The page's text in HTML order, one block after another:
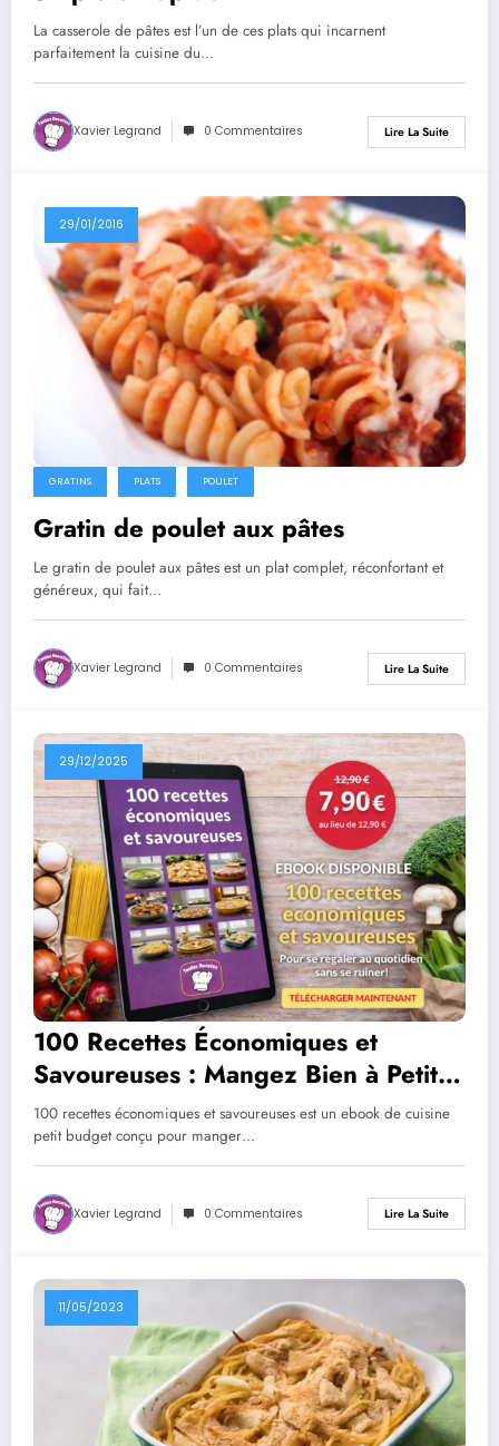
La casserole de pâtes est l’un de ces plats qui incarnent
parfaitement la cuisine du…
Xavier Legrand 0 Commentaires Lire La Suite
29/01/2016
GRATINS PLATS POULET
Gratin de poulet aux pâtes
Le gratin de poulet aux pâtes est un plat complet, réconfortant et
généreux, qui fait…
Xavier Legrand 0 Commentaires Lire La Suite
29/12/2025
100 Recettes Économiques et
Savoureuses : Mangez Bien à Petit
Prix
100 recettes économiques et savoureuses est un ebook de cuisine
petit budget conçu pour manger…
Xavier Legrand 0 Commentaires Lire La Suite
11/05/2023